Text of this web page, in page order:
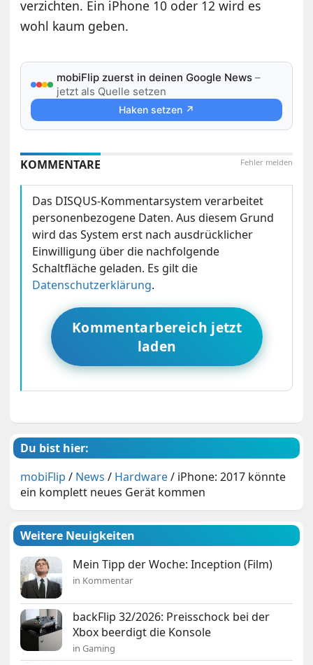
verzichten. Ein iPhone 10 oder 12 wird es
wohl kaum geben.
mobiFlip zuerst in deinen Google News –
jetzt als Quelle setzen
Haken setzen ↗
Fehler melden
KOMMENTARE
Das DISQUS-Kommentarsystem verarbeitet
personenbezogene Daten. Aus diesem Grund
wird das System erst nach ausdrücklicher
Einwilligung über die nachfolgende
Schaltfläche geladen. Es gilt die
Datenschutzerklärung.
Kommentarbereich jetzt
laden
Du bist hier:
mobiFlip / News / Hardware/ iPhone: 2017 könnte
ein komplett neues Gerät kommen
Weitere Neuigkeiten
Mein Tipp der Woche: Inception (Film)
in Kommentar
backFlip 32/2026: Preisschock bei der
Xbox beerdigt die Konsole
in Gaming